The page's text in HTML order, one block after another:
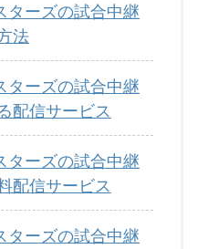
ターズの試合中継
法
ターズの試合中継
配信サービス
ターズの試合中継
配信サービス
ターズの試合中継